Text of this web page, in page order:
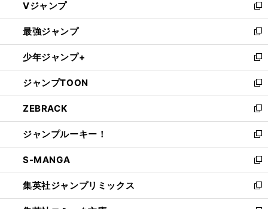
ィ
ン
ド
ウ
で
開
く
い
ウ
ィ
ン
ド
ウ
で
開
く
Vジャンプ
新
し
い
ウ
ィ
ン
ド
ウ
で
開
く
最強ジャンプ
新
し
い
ウ
ィ
ン
ド
ウ
で
開
く
少年ジャンプ+
新
し
い
ウ
ィ
ン
ド
ウ
で
開
く
ジャンプTOON
新
し
い
ウ
ィ
ン
ド
ウ
で
開
ZEBRACK
新
し
い
ウ
ィ
ン
ド
ウ
ジャンプルーキー！
新
し
い
ウ
ィ
ン
S-MANGA
新
し
い
ウ
集英社ジャンプリミックス
新
し